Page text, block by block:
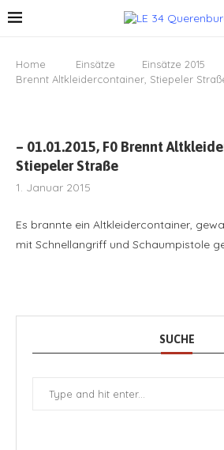
Home Einsätze Einsätze 2015
Brennt Altkleidercontainer, Stiepeler
– 01.01.2015, F0 Brennt
Stiepeler Straße
1. Januar 2015
Es brannte ein Altkleidercontainer,
mit Schnellangriff und Schaumpistole
SUCHE